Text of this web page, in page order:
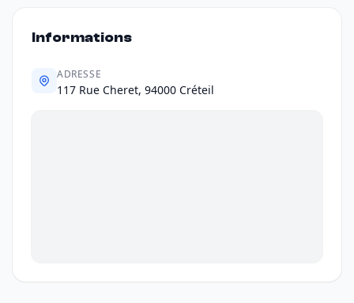
Informations
ADRESSE
117 Rue Cheret, 94000 Créteil